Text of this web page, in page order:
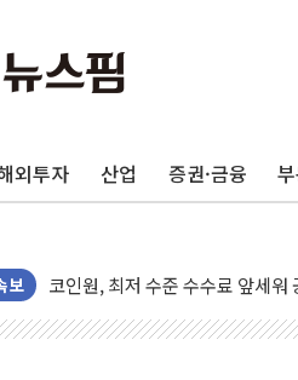
외투자 산업 증권·금융
보
李대통령 "취약계층 돼 가는 청
KB차차차, 포르쉐 중고 판매량
영양군 2026년산 홍고추 본격
포천 승진훈련장서 K1E1 전차
혁신기술 발굴부터 투자까지…